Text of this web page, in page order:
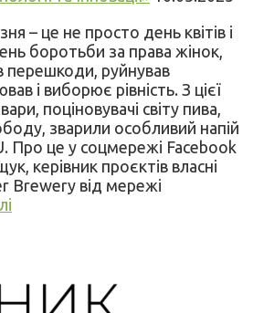
– це не просто день квітів і
боротьби за права жінок,
перешкоди, руйнував
і виборює рівність. З цієї
поціновувачі світу пива,
зварили особливий напій
Про це у соцмережі Facebook
керівник проєктів власні
Brewery від мережі